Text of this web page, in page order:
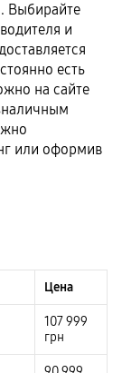
Выбирайте
и
есть
на сайте
или оформив
Цена
107 999
грн